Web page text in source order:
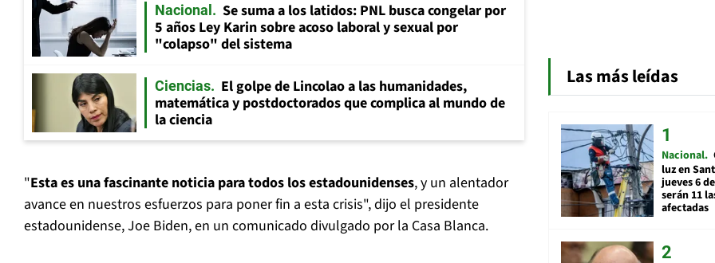
Nacional
Se suma a los latidos: PNL busca congelar por
5 años Ley Karin sobre acoso laboral y sexual por
"colapso" del sistema
Ciencias
El golpe de Lincolao a las humanidades,
matemática y postdoctorados que complica al mundo de
la ciencia
"Esta es una fascinante noticia para todos los estadounidenses, y un alentador
avance en nuestros esfuerzos para poner fin a esta crisis", dijo el presidente
estadounidense, Joe Biden, en un comunicado divulgado por la Casa Blanca.
Las más leídas
Nacional
luz en
jueves 6
serán 11
afectadas